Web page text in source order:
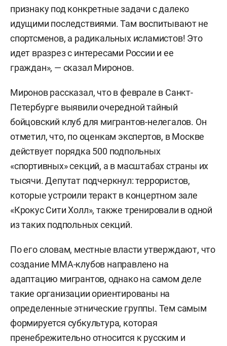
признаку под конкретные задачи с далеко
идущими последствиями. Там воспитывают не
спортсменов, а радикальных исламистов! Это
идет вразрез с интересами России и ее
граждан», — сказал Миронов.
Миронов рассказал, что в феврале в Санкт-
Петербурге выявили очередной тайный
бойцовский клуб для мигрантов-нелегалов. Он
отметил, что, по оценкам экспертов, в Москве
действует порядка 500 подпольных
«спортивных» секций, а в масштабах страны их
тысячи. Депутат подчеркнул: террористов,
которые устроили теракт в концертном зале
«Крокус Сити Холл», также тренировали в одной
из таких подпольных секций.
По его словам, местные власти утверждают, что
создание ММА-клубов направлено на
адаптацию мигрантов, однако на самом деле
такие организации ориентированы на
определенные этнические группы. Тем самым
формируется субкультура, которая
пренебрежительно относится к русским и